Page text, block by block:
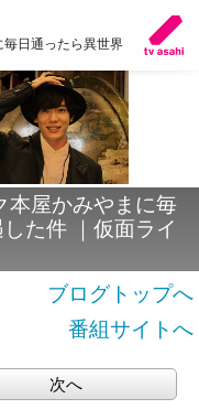
日通ったら異世界
本屋かみやまに毎
た件 ｜仮面ライ
ブログトップへ
番組サイトへ
次へ